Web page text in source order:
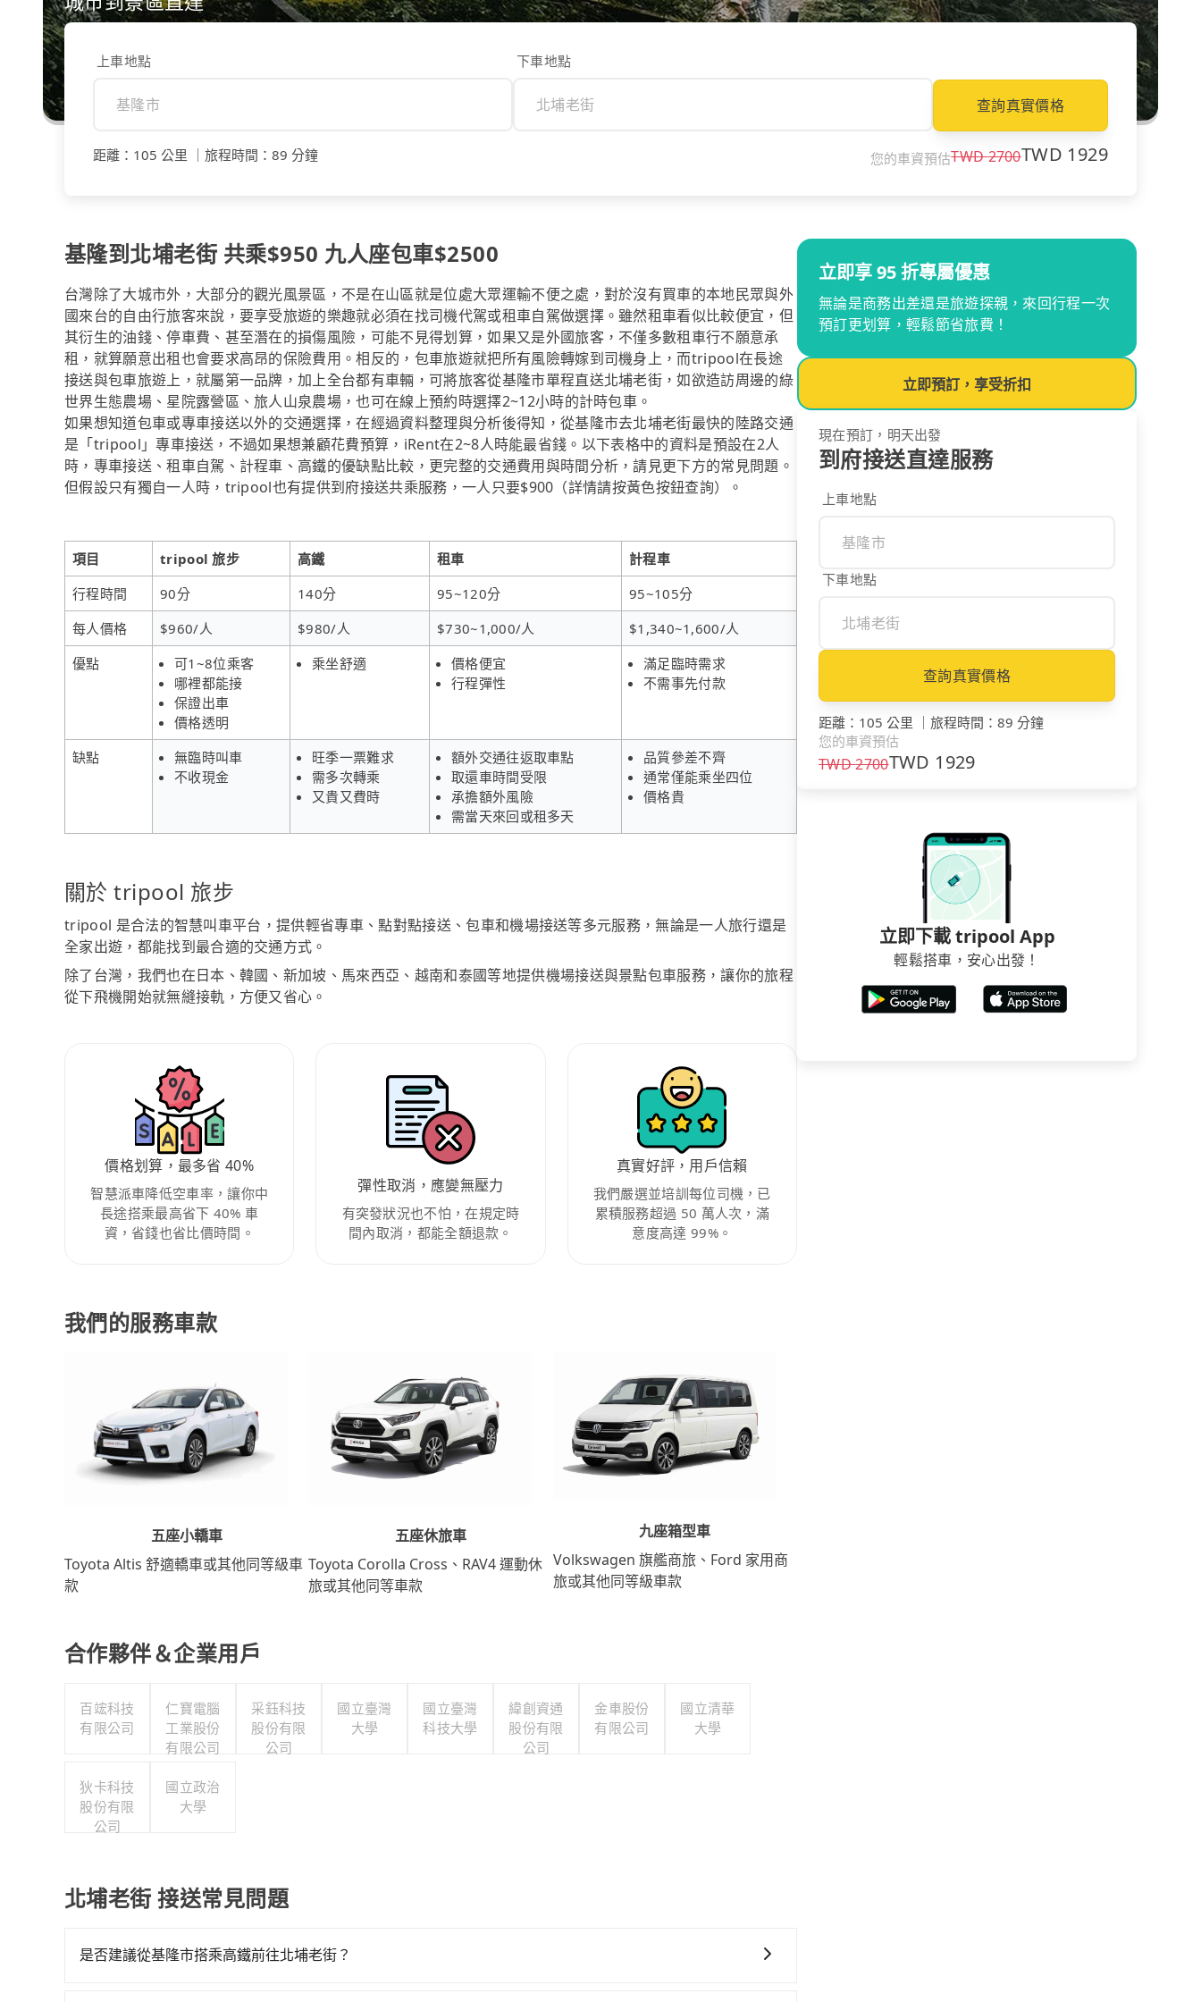
上車地點 下車地點
查詢真實價格
距離 ： 105 公里 旅程時間 ： 89 分鐘 您的車資預估TWD2700TWD 1929
基隆到北埔老街 共乘$950 九人座包車$2500
台灣除了大城市外，大部分的觀光風景區，不是在山區就是位處大眾運輸不便之處，對於沒有買車的本地民眾與外
國來台的自由行旅客來說，要享受旅遊的樂趣就必須在找司機代駕或租車自駕做選擇。雖然租車看似比較便宜，但
其衍生的油錢、停車費、甚至潛在的損傷風險，可能不見得划算，如果又是外國旅客，不僅多數租車行不願意承
租，就算願意出租也會要求高昂的保險費用。相反的，包車旅遊就把所有風險轉嫁到司機身上，而tripool在長途
接送與包車旅遊上，就屬第一品牌，加上全台都有車輛，可將旅客從基隆市單程直送北埔老街，如欲造訪周邊的綠
世界生態農場、星院露營區、旅人山泉農場，也可在線上預約時選擇2~12小時的計時包車。
如果想知道包車或專車接送以外的交通選擇，在經過資料整理與分析後得知，從基隆市去北埔老街最快的陸路交通
是「tripool」專車接送，不過如果想兼顧花費預算，iRent在2~8人時能最省錢。以下表格中的資料是預設在2人
時，專車接送、租車自駕、計程車、高鐵的優缺點比較，更完整的交通費用與時間分析，請見更下方的常見問題。
但假設只有獨自一人時，tripool也有提供到府接送共乘服務，一人只要$900（詳情請按黃色按鈕查詢）。
項目 tripool 旅步 高鐵 租車
計程車
行程時間
90分 140分 95~120分
95~105分
每人價格
$960/人 $980/人 $730~1,000/人
$1,340~1,600/人
優點
可1~8位乘客
哪裡都能接
保證出車
價格透明
乘坐舒適
價格便宜
行程彈性
滿足臨時需求
不需事先付款
缺點
無臨時叫車
不收現金
旺季一票難求
需多次轉乘
又貴又費時
額外交通往返取車點
取還車時間受限
承擔額外風險
需當天來回或租多天
品質參差不齊
通常僅能乘坐四位
價格貴
關於 tripool 旅步
tripool 是合法的智慧叫車平台，提供輕省專車、點對點接送、包車和機場接送等多元服務，無論是一人旅行還是
全家出遊，都能找到最合適的交通方式。
除了台灣，我們也在日本、韓國、新加坡、馬來西亞、越南和泰國等地提供機場接送與景點包車服務，讓你的旅程
從下飛機開始就無縫接軌，方便又省心。
價格划算，最多省 40%
智慧派車降低空車率，讓你中
長途搭乘最高省下 40% 車
資，省錢也省比價時間。
彈性取消，應變無壓力
有突發狀況也不怕，在規定時
間內取消，都能全額退款。
真實好評，用戶信賴
我們嚴選並培訓每位司機，已
累積服務超過 50 萬人次，滿
意度高達 99%。
我們的服務車款
五座小轎車
Toyota Altis 舒適轎車或其他同等級車
款
五座休旅車
Toyota Corolla Cross、RAV4 運動休
旅或其他同等車款
九座箱型車
Volkswagen 旗艦商旅、Ford 家用商
旅或其他同等級車款
合作夥伴＆企業用戶
百竤科技
有限公司
仁寶電腦
工業股份
有限公司
采鈺科技
股份有限
公司
國立臺灣
大學
國立臺灣
科技大學
緯創資通
股份有限
公司
金車股份
有限公司
國立清華
大學
狄卡科技
股份有限
公司
國立政治
大學
北埔老街 接送常見問題
是否建議從基隆市搭乘高鐵前往北埔老街？
立即享 95 折專屬優惠
無論是商務出差還是旅遊探親，來回行程一次
預訂更划算，輕鬆節省旅費！
立即預訂，享受折扣
現在預訂，明天出發
到府接送直達服務
上車地點
下車地點
查詢真實價格
距離 ： 105 公里 ｜ 旅程時間 ： 89 分鐘
您的車資預估
TWD2700TWD 1929
立即下載 tripool App
輕鬆搭車，安心出發！